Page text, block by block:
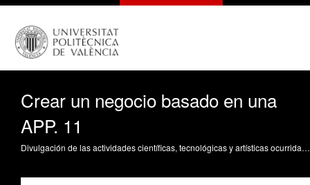
Crear un negocio basado en una
APP. 11
Divulgación de las actividades científicas, tecnológicas y artísticas ocurridas en los tres campus de la UPV